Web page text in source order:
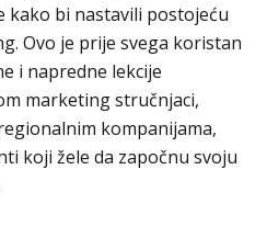
kako bi nastavili postojeću
Ovo je prije svega koristan
i napredne lekcije
marketing stručnjaci,
kompanijama,
koji žele da započnu svoju